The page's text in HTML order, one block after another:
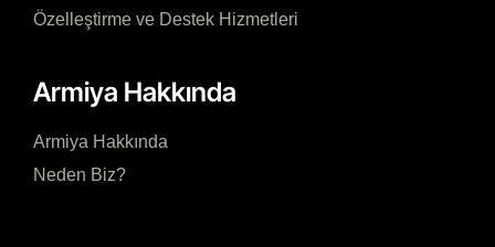
Özelleştirme ve Destek Hizmetleri
Armiya Hakkında
Armiya Hakkında
Neden Biz?